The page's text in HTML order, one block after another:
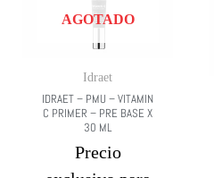
AGOTADO
Idraet
IDRAET – PMU – VITAMIN
C PRIMER – PRE BASE X
30 ML
Precio